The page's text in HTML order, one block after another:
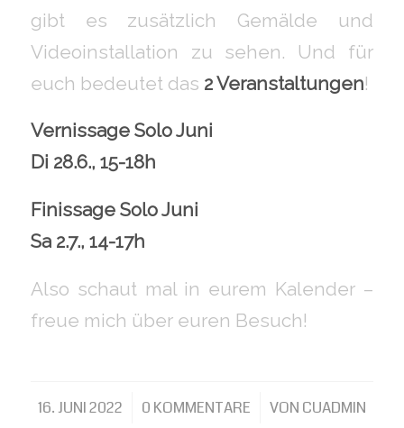
gibt es zusätzlich Gemälde und
Videoinstallation zu sehen. Und für
euch bedeutet das 2 Veranstaltungen!
Vernissage Solo Juni
Di 28.6., 15-18h
Finissage Solo Juni
Sa 2.7., 14-17h
Also schaut mal in eurem Kalender –
freue mich über euren Besuch!
16. JUNI 2022
/ 0 KOMMENTARE
/ VON CUADMIN